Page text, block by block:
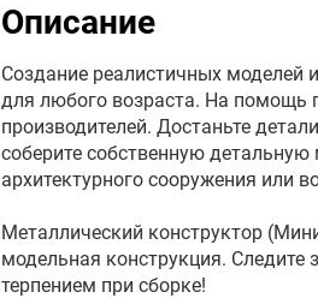
Описание
Создание реалистичных моделей
для любого возраста. На помощь
производителей. Достаньте
соберите собственную
архитектурного сооружения или
Металлический конструктор
модельная конструкция. Следите
терпением при сборке!